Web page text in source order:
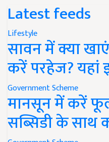
Latest feeds
Lifestyle
सावन में क्या
करें परहेज? यहां
Government Scheme
मानसून में करें
सब्सिडी के साथ